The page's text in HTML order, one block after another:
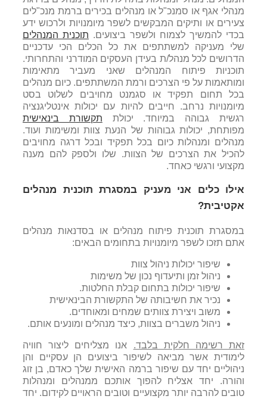
מנהלי אגף או סמנכ"ל או מנהלים בכירים ברמת מנכ"לים
צעירים או ותיקים המבקשים לשפר מיומנויות ולרכוש ידע
בכדי להמשיך לצמוח ולשפר ביצועים. תוכנית המנהלים
שלי מעניקה למשתתפים את כל הכלים הכי עדכניים
הדרושים לכל מנהל/ת בעידן העסקים המודרני והתחרותי.
תוכניות פיתוח המנהלים שאני מעביר מתאימות
ומותאמות על פי הצרכים ורמת המשתתפים. כיום מנהלים
בכל תחום תפקיד או סגמנט מחויבים לשלוט בסט
מיומנויות נרחב. חייבים להיות עם יכולות אינטליגנציה
רגשית גבוהה במיוחד. יכולת תקשורת בינאישית
מפותחת, יכולות גבוהות של הנעת צוות ומשימות ועוד.
מנהלים ומנהלות כיום בכל תפקיד ובכל דרגה מחויבים
להכיל את הצרכים של הצוות. שלו ולספק להם מענה
מקצועי ורגשי כאחד.
אילו כלים אני מעניק במסגרת תוכנית מנהלים
אקטיבית?
במסגרת תוכנית פיתוח מנהלים או בסדנאות מנהלים
אתם תזכו לשפר מיומנויות בתחומים הבאים:
שיפור יכולות ניהול צוות
ניהול זמן ותיעדוף נכון של משימות
שיפור יכולות בתחום קבלת החלטות.
נכיר את חשיבותה של התקשורת הבינאישית
משוב ויצירת צוותים שמחים ומאוחדים.
ניהול משברים בצוות, כיצד מנהלים ומונעים אותם.
זאת רשימה חלקית בלבד. אנו מצליחים ליצור חוויה
לימודית אשר מביאה לשיפור ביצועים הן עסקיים והן
ניהוליים יחד עם שיפור ברמה האישית שלך כאדם, בן זוג
והורה. יחד אצליח להפוך אותכם ממנהלים ומנהלות
טובים להרבה יותר מקצועיים וטובים הראויים לקידום. יחד